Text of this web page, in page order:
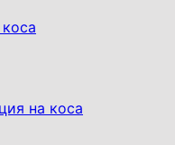
на коса